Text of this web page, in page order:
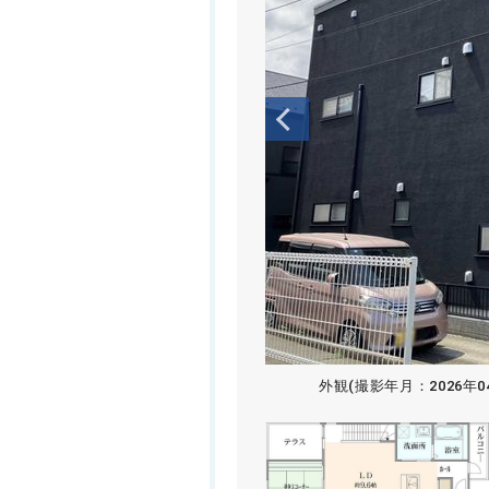
外観(撮影年月：2026年